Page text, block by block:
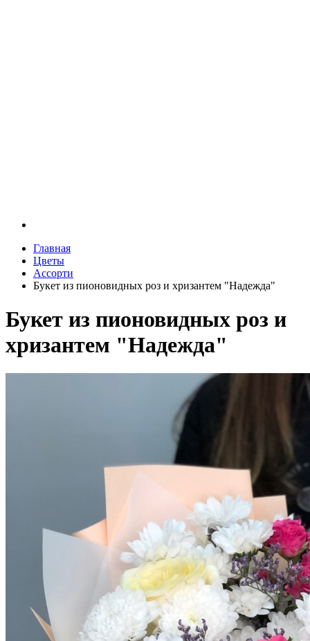
Главная
Цветы
Ассорти
Букет из пионовидных роз и хризантем "Надежда"
Букет из пионовидных роз и
хризантем "Надежда"